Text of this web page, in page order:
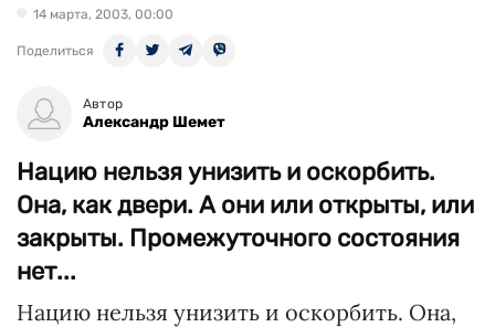
14 марта, 2003, 00:00
Поделиться
Автор
Александр Шемет
Нацию нельзя унизить и оскорбить.
Она, как двери. А они или открыты, или
закрыты. Промежуточного состояния
нет...
Нацию нельзя унизить и оскорбить. Она,